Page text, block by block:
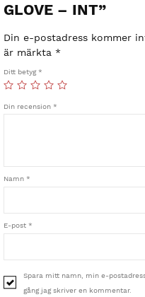
GLOVE – INT”
Din e-postadress kommer
är märkta*
Ditt betyg*
Din recension*
Namn*
E-post*
Spara mitt namn, min e-
gång jag skriver en kommentar.